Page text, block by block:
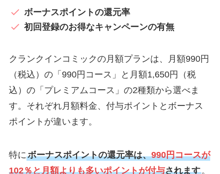
ボーナスポイントの還元率
初回登録のお得なキャンペーンの有無
クランクインコミックの月額プランは、月額990円
（税込）の「990円コース」と月額1,650円（税
込）の「プレミアムコース」の2種類から選べま
す。それぞれ月額料金、付与ポイントとボーナス
ポイントが違います。
特にボーナスポイントの還元率は、990円コースが
102％と月額よりも多いポイントが付与されます。